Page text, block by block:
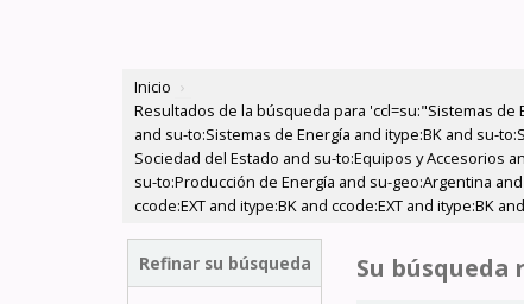
Inicio ›
Resultados de la búsqueda para 'ccl=su:"Sistemas de
and su-to:Sistemas de Energía and itype:BK and su-
Sociedad del Estado and su-to:Equipos y Accesorios
su-to:Producción de Energía and su-geo:Argentina
ccode:EXT and itype:BK and ccode:EXT and itype:BK
Refinar su búsqueda Su búsqueda